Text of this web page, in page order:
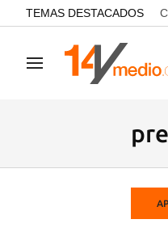
common.go-to-content
TEMAS DESTACADOS
Navegación